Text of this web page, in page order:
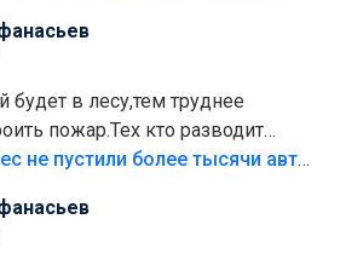
еще,видимо,часть
в лесу,тем труднее
пожар.Тех кто разводит
штрафовать.Камер полно
В тольяттинский лес не пустили более тысячи автомобилей